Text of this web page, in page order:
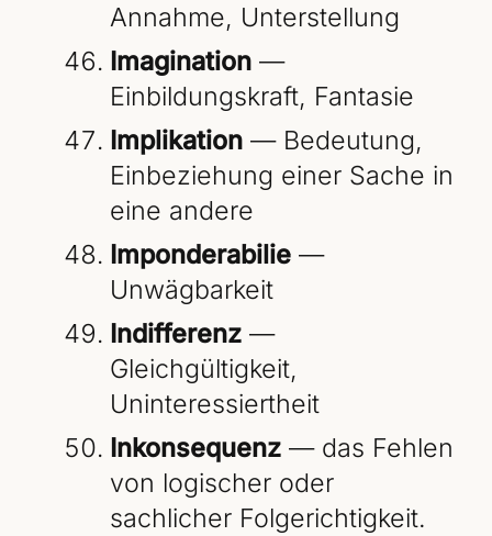
Annahme, Unterstellung
Imagination—
Einbildungskraft, Fantasie
Implikation— Bedeutung,
Einbeziehung einer Sache in
eine andere
Imponderabilie—
Unwägbarkeit
Indifferenz—
Gleichgültigkeit,
Uninteressiertheit
Inkonsequenz— das Fehlen
von logischer oder
sachlicher Folgerichtigkeit.